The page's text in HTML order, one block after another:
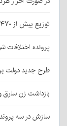
توزیع بیش از ۴۷۰ هزار لیتر آب میان عزاداران جامانده اربعین در کرمان
پرونده
طرح جدید دولت
بازداشت زن سارق و پسر ۱۲
سازش در سه